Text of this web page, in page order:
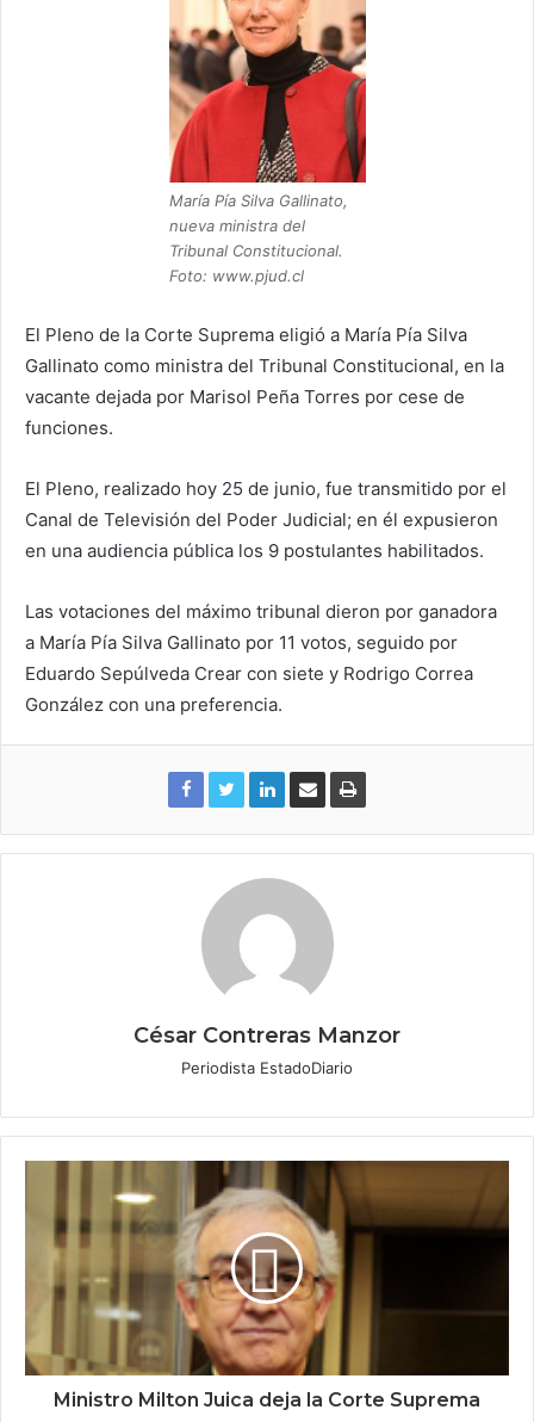
María Pía Silva Gallinato,
nueva ministra del
Tribunal Constitucional.
Foto: www.pjud.cl
El Pleno de la Corte Suprema eligió a María Pía Silva
Gallinato como ministra del Tribunal Constitucional, en la
vacante dejada por Marisol Peña Torres por cese de
funciones.
El Pleno, realizado hoy 25 de junio, fue transmitido por el
Canal de Televisión del Poder Judicial; en él expusieron
en una audiencia pública los 9 postulantes habilitados.
Las votaciones del máximo tribunal dieron por ganadora
a María Pía Silva Gallinato por 11 votos, seguido por
Eduardo Sepúlveda Crear con siete y Rodrigo Correa
González con una preferencia.
César Contreras Manzor
Periodista EstadoDiario
Ministro Milton Juica deja la Corte Suprema